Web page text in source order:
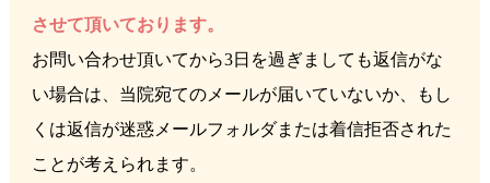
させて頂いております。
お問い合わせ頂いてから3日を過ぎましても返信がな
い場合は、当院宛てのメールが届いていないか、もし
くは返信が迷惑メールフォルダまたは着信拒否された
ことが考えられます。